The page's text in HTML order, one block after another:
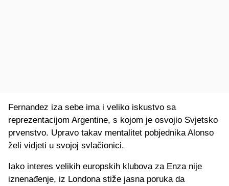
Fernandez iza sebe ima i veliko iskustvo sa
reprezentacijom Argentine, s kojom je osvojio Svjetsko
prvenstvo. Upravo takav mentalitet pobjednika Alonso
želi vidjeti u svojoj svlačionici.
Iako interes velikih europskih klubova za Enza nije
iznenađenje, iz Londona stiže jasna poruka da